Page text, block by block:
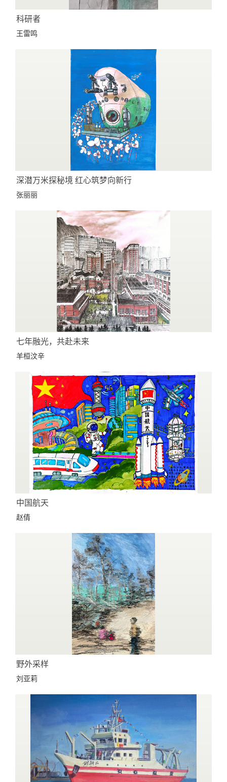
科研者
王雷鸣
深潜万米探秘境 红心筑梦向新行
张丽丽
七年融光，共赴未来
羊桓汶辛
中国航天
赵倩
野外采样
刘亚莉